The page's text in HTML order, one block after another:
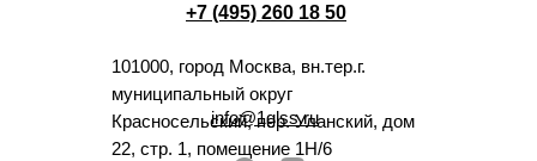
+7 (495) 260 18 50
101000, город Москва, вн.тер.г.
муниципальный округ
Красносельский, пер. Уланский, дом
22, стр. 1, помещение 1Н/6
info@1glss.ru